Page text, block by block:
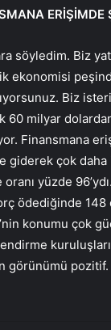
ERİŞİMDE
söyledim. Biz
ekonomisi
Biz
60 milyar
Finansmana
giderek çok daha
oranı yüzde
ödediğinde 148
konumu çok
görünümü pozitif.